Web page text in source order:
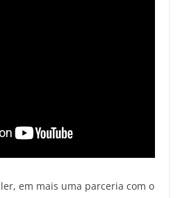
em mais uma parceria com o